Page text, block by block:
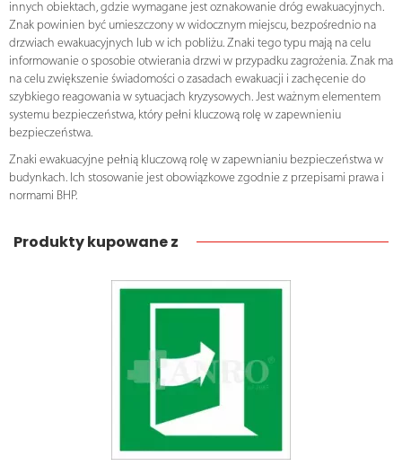
innych obiektach, gdzie wymagane jest oznakowanie dróg ewakuacyjnych.
Znak powinien być umieszczony w widocznym miejscu, bezpośrednio na
drzwiach ewakuacyjnych lub w ich pobliżu. Znaki tego typu mają na celu
informowanie o sposobie otwierania drzwi w przypadku zagrożenia. Znak ma
na celu zwiększenie świadomości o zasadach ewakuacji i zachęcenie do
szybkiego reagowania w sytuacjach kryzysowych. Jest ważnym elementem
systemu bezpieczeństwa, który pełni kluczową rolę w zapewnieniu
bezpieczeństwa.
Znaki ewakuacyjne pełnią kluczową rolę w zapewnianiu bezpieczeństwa w
budynkach. Ich stosowanie jest obowiązkowe zgodnie z przepisami prawa i
normami BHP.
Produkty kupowane z